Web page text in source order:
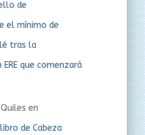
de
el mínimo de
tras la
que comenzará
en
de Cabeza